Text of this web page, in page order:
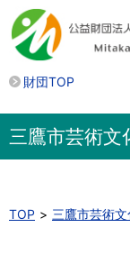
財団TOP
三鷹市芸術
TOP 三鷹市芸術